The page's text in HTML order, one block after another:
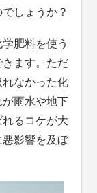
しょうか？
肥料を使う
ます。ただ
れなかった化
雨水や地下
るコケが大
影響を及ぼ